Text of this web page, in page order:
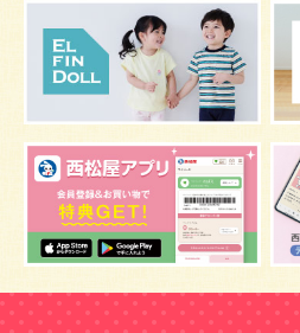
視力 虫よけ
骨盤ベルトの基礎知識 骨盤ベル
保存 マスク
骨盤ベルトの注意点 感染症
しこり おっぱい 水着
マザーバッグ 予防注射 幼
反抗期 双胎妊娠 便秘